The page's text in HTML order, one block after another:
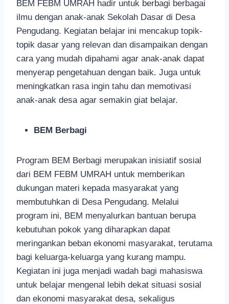
BEM FEBM UMRAH hadir untuk berbagi berbagai
ilmu dengan anak-anak Sekolah Dasar di Desa
Pengudang. Kegiatan belajar ini mencakup topik-
topik dasar yang relevan dan disampaikan dengan
cara yang mudah dipahami agar anak-anak dapat
menyerap pengetahuan dengan baik. Juga untuk
meningkatkan rasa ingin tahu dan memotivasi
anak-anak desa agar semakin giat belajar.
BEM Berbagi
Program BEM Berbagi merupakan inisiatif sosial
dari BEM FEBM UMRAH untuk memberikan
dukungan materi kepada masyarakat yang
membutuhkan di Desa Pengudang. Melalui
program ini, BEM menyalurkan bantuan berupa
kebutuhan pokok yang diharapkan dapat
meringankan beban ekonomi masyarakat, terutama
bagi keluarga-keluarga yang kurang mampu.
Kegiatan ini juga menjadi wadah bagi mahasiswa
untuk belajar mengenal lebih dekat situasi sosial
dan ekonomi masyarakat desa, sekaligus